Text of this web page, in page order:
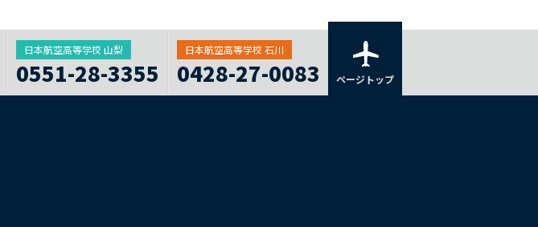
日本航空高等学校 山梨
0551-28-3355
日本航空高等学校 石川
0428-27-0083 ページトップ